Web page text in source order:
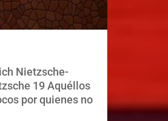
Nietzsche-
19 Aquéllos
por quienes no